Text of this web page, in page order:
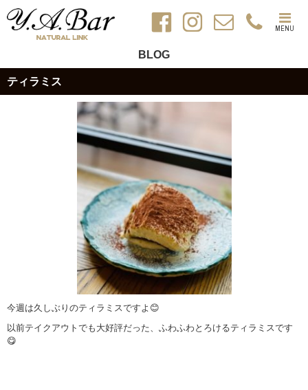
MENU
BLOG
ティラミス
今週は久しぶりのティラミスですよ😊
以前テイクアウトでも大好評だった、ふわふわとろけるティラミスです
😋